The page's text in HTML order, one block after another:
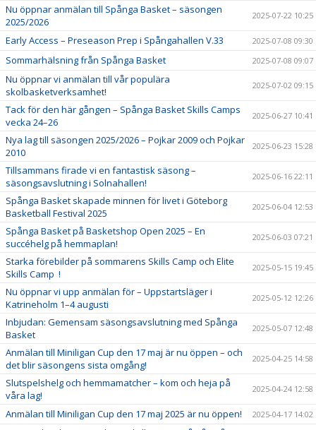
Nu öppnar anmälan till Spånga Basket – säsongen
2025/2026
2025-07-22 10:25
Early Access – Preseason Prep i Spångahallen V.33 2025-07-08 09:30
Sommarhälsning från Spånga Basket 2025-07-08 09:07
Nu öppnar vi anmälan till vår populära
skolbasketverksamhet!
2025-07-02 09:15
Tack för den här gången – Spånga Basket Skills Camps
vecka 24–26
2025-06-27 10:41
Nya lag till säsongen 2025/2026 – Pojkar 2009 och Pojkar
2010
2025-06-23 15:28
Tillsammans firade vi en fantastisk säsong –
säsongsavslutning i Solnahallen!
2025-06-16 22:11
Spånga Basket skapade minnen för livet i Göteborg
Basketball Festival 2025
2025-06-04 12:53
Spånga Basket på Basketshop Open 2025 – En
succéhelg på hemmaplan!
2025-06-03 07:21
Starka förebilder på sommarens Skills Camp och Elite
Skills Camp !
2025-05-15 19:45
Nu öppnar vi upp anmälan för – Uppstartsläger i
Katrineholm 1–4 augusti
2025-05-12 12:26
Inbjudan: Gemensam säsongsavslutning med Spånga
Basket
2025-05-07 12:48
Anmälan till Miniligan Cup den 17 maj är nu öppen – och
det blir säsongens sista omgång!
2025-04-25 14:58
Slutspelshelg och hemmamatcher – kom och heja på
våra lag!
2025-04-24 12:58
Anmälan till Miniligan Cup den 17 maj 2025 är nu öppen! 2025-04-17 14:02